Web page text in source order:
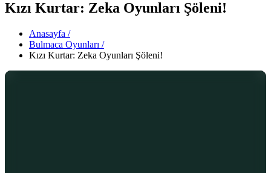
Kızı Kurtar: Zeka Oyunları Şöleni!
Anasayfa /
Bulmaca Oyunları /
Kızı Kurtar: Zeka Oyunları Şöleni!